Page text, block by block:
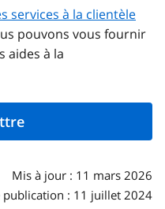
services à la clientèle
pouvons vous fournir
aides à la
Mis à jour : 11 mars 2026
publication : 11 juillet 2024